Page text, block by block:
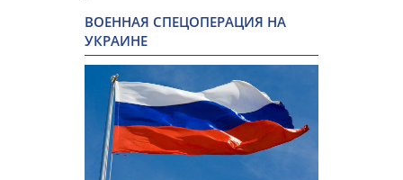
ВОЕННАЯ СПЕЦОПЕРАЦИЯ НА
УКРАИНЕ